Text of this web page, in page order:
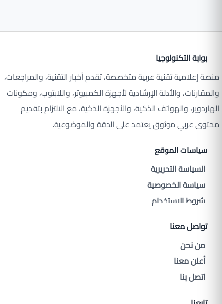
بوابة التكنولوجيا
منصة إعلامية تقنية عربية متخصصة، تقدم أخبار التقنية، والمراجعات،
والمقارنات، والأدلة الإرشادية لأجهزة الكمبيوتر، واللابتوب، ومكونات
الهاردوير، والهواتف الذكية، والأجهزة الذكية، مع الالتزام بتقديم
محتوى عربي موثوق يعتمد على الدقة والموضوعية.
سياسات الموقع
السياسة التحريرية
سياسة الخصوصية
شروط الاستخدام
تواصل معنا
من نحن
أعلن معنا
اتصل بنا